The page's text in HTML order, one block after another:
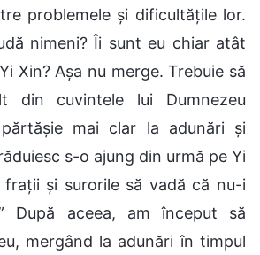
problemele și dificultățile lor.
nimeni? Îi sunt eu chiar atât
Xin? Așa nu merge. Trebuie să
din cuvintele lui Dumnezeu
mai clar la adunări și
s-o ajung din urmă pe Yi
și surorile să vadă că nu-i
După aceea, am început să
mergând la adunări în timpul